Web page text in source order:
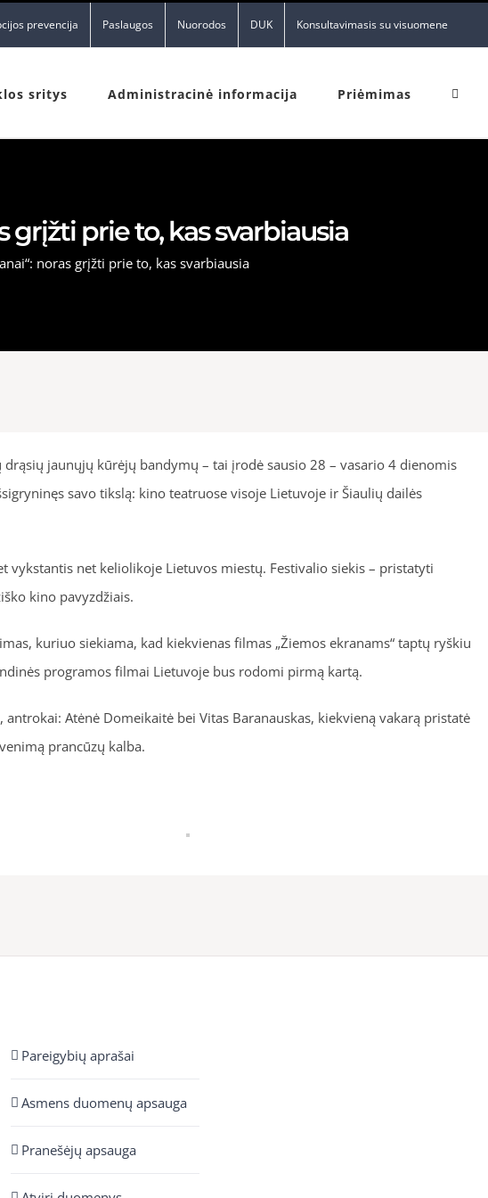
prevencija Paslaugos Nuorodos DUK Konsultavimasis su visuomene
sritys Administracinė informacija Priėmimas
grįžti prie to, kas svarbiausia
noras grįžti prie to, kas svarbiausia
jaunųjų kūrėjų bandymų – tai įrodė sausio 28 – vasario 4 dienomis
savo tikslą: kino teatruose visoje Lietuvoje ir Šiaulių dailės
vykstantis net keliolikoje Lietuvos miestų. Festivalio siekis – pristatyti
kino pavyzdžiais.
kuriuo siekiama, kad kiekvienas filmas „Žiemos ekranams“ taptų ryškiu
programos filmai Lietuvoje bus rodomi pirmą kartą.
Atėnė Domeikaitė bei Vitas Baranauskas, kiekvieną vakarą pristatė
prancūzų kalba.
Pareigybių aprašai
Asmens duomenų apsauga
Pranešėjų apsauga